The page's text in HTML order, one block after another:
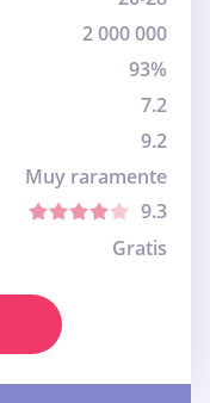
2 000 000
93%
7.2
9.2
Muy raramente
9.3
Gratis